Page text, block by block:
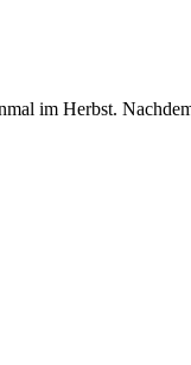
im Herbst.